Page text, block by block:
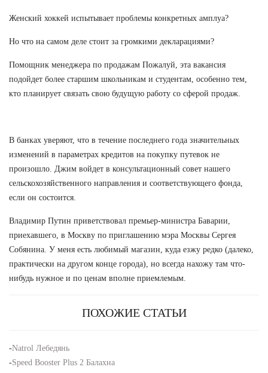
Женский хоккей испытывает проблемы конкретных амплуа?
Но что на самом деле стоит за громкими декларациями?
Помощник менеджера по продажам Пожалуй, эта вакансия
подойдет более старшим школьникам и студентам, особенно тем,
кто планирует связать свою будущую работу со сферой продаж.
В банках уверяют, что в течение последнего года значительных
изменений в параметрах кредитов на покупку путевок не
произошло. Джим войдет в консультационный совет нашего
сельскохозяйственного направления и соответствующего фонда,
если он состоится.
Владимир Путин приветствовал премьер-министра Баварии,
приехавшего, в Москву по приглашению мэра Москвы Сергея
Собянина. У меня есть любимый магазин, куда езжу редко (далеко,
практически на другом конце города), но всегда нахожу там что-
нибудь нужное и по ценам вполне приемлемым.
ПОХОЖИЕ СТАТЬИ
-Natrol Лебедянь
-Speed Booster Plus 2 Балахна